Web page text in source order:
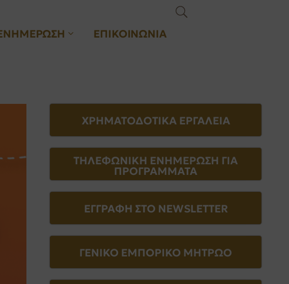
ΕΠΙΚΟΙΝΩΝΙΑ
ΧΡΗΜΑΤΟΔΟΤΙΚΑ ΕΡΓΑΛΕΙΑ
ΤΗΛΕΦΩΝΙΚΗ ΕΝΗΜΕΡΩΣΗ ΓΙΑ
ΠΡΟΓΡΑΜΜΑΤΑ
ΕΓΓΡΑΦΗ ΣΤΟ NEWSLETTER
ΓΕΝΙΚΟ ΕΜΠΟΡΙΚΟ ΜΗΤΡΩΟ